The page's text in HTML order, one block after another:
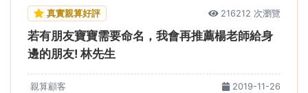
真實親算好評 216212 次瀏覽
若有朋友寶寶需要命名，我會再推薦楊老師給身
邊的朋友! 林先生
親算顧客 2019-11-26